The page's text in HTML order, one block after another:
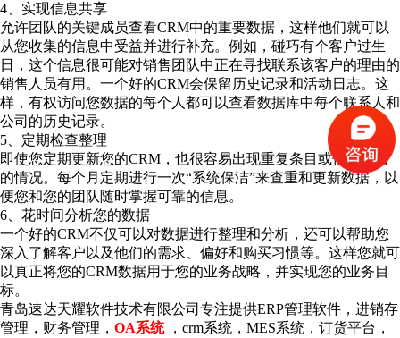
4、实现信息共享
允许团队的关键成员查看CRM中的重要数据，这样他们就可以
从您收集的信息中受益并进行补充。例如，碰巧有个客户过生
日，这个信息很可能对销售团队中正在寻找联系该客户的理由的
销售人员有用。一个好的CRM会保留历史记录和活动日志。这
样，有权访问您数据的每个人都可以查看数据库中每个联系人和
公司的历史记录。
5、定期检查整理
即使您定期更新您的CRM，也很容易出现重复条目或信息过时
的情况。每个月定期进行一次“系统保洁”来查重和更新数据，以
便您和您的团队随时掌握可靠的信息。
6、花时间分析您的数据
一个好的CRM不仅可以对数据进行整理和分析，还可以帮助您
深入了解客户以及他们的需求、偏好和购买习惯等。这样您就可
以真正将您的CRM数据用于您的业务战略，并实现您的业务目
标。
青岛速达天耀软件技术有限公司专注提供ERP管理软件，进销存
管理，财务管理， OA系统
，crm系统，MES系统，订货平台，